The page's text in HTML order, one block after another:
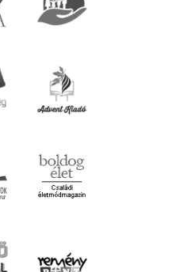
Minden jog fentartva.